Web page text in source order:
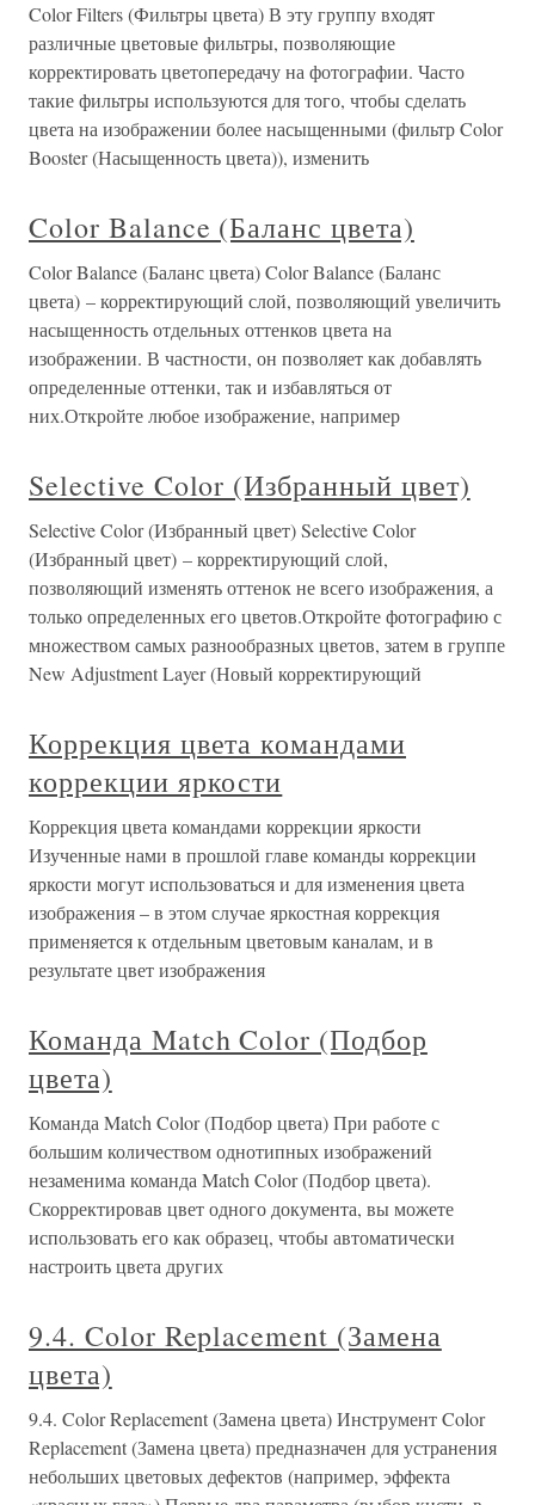
Color Filters (Фильтры цвета) В эту группу входят
различные цветовые фильтры, позволяющие
корректировать цветопередачу на фотографии. Часто
такие фильтры используются для того, чтобы сделать
цвета на изображении более насыщенными (фильтр Color
Booster (Насыщенность цвета)), изменить
Color Balance (Баланс цвета)
Color Balance (Баланс цвета) Color Balance (Баланс
цвета) – корректирующий слой, позволяющий увеличить
насыщенность отдельных оттенков цвета на
изображении. В частности, он позволяет как добавлять
определенные оттенки, так и избавляться от
них.Откройте любое изображение, например
Selective Color (Избранный цвет)
Selective Color (Избранный цвет) Selective Color
(Избранный цвет) – корректирующий слой,
позволяющий изменять оттенок не всего изображения, а
только определенных его цветов.Откройте фотографию с
множеством самых разнообразных цветов, затем в группе
New Adjustment Layer (Новый корректирующий
Коррекция цвета командами
коррекции яркости
Коррекция цвета командами коррекции яркости
Изученные нами в прошлой главе команды коррекции
яркости могут использоваться и для изменения цвета
изображения – в этом случае яркостная коррекция
применяется к отдельным цветовым каналам, и в
результате цвет изображения
Команда Match Color (Подбор
цвета)
Команда Match Color (Подбор цвета) При работе с
большим количеством однотипных изображений
незаменима команда Match Color (Подбор цвета).
Скорректировав цвет одного документа, вы можете
использовать его как образец, чтобы автоматически
настроить цвета других
9.4. Color Replacement (Замена
цвета)
9.4. Color Replacement (Замена цвета) Инструмент Color
Replacement (Замена цвета) предназначен для устранения
небольших цветовых дефектов (например, эффекта